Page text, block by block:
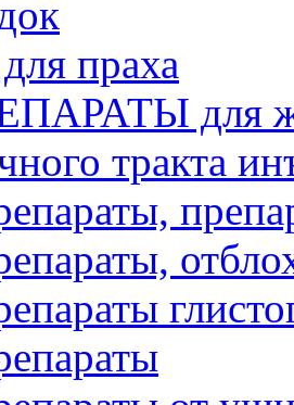
праха
для
тракта